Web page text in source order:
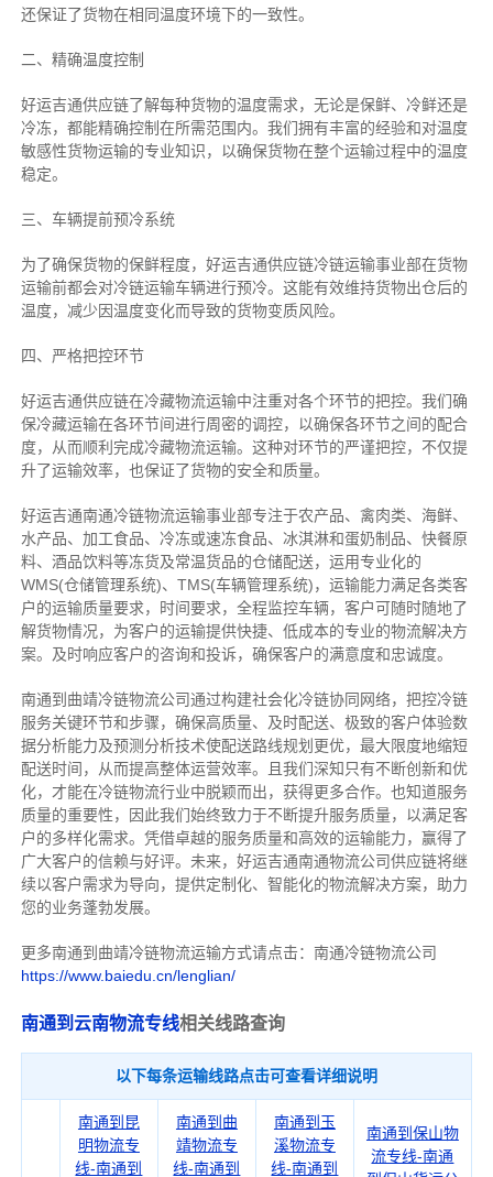
还保证了货物在相同温度环境下的一致性。
二、 精确温度控制
好运吉通供应链了解每种货物的温度需求，无论是保鲜、冷鲜还是
冷冻，都能精确控制在所需范围内。我们拥有丰富的经验和对温度
敏感性货物运输的专业知识，以确保货物在整个运输过程中的温度
稳定。
三、车辆提前预冷系统
为了确保货物的保鲜程度，好运吉通供应链冷链运输事业部在货物
运输前都会对冷链运输车辆进行预冷。这能有效维持货物出仓后的
温度，减少因温度变化而导致的货物变质风险。
四、严格把控环节
好运吉通供应链在冷藏物流运输中注重对各个环节的把控。我们确
保冷藏运输在各环节间进行周密的调控，以确保各环节之间的配合
度，从而顺利完成冷藏物流运输。这种对环节的严谨把控，不仅提
升了运输效率，也保证了货物的安全和质量。
好运吉通南通冷链物流运输事业部专注于农产品、禽肉类、海鲜、
水产品、加工食品、冷冻或速冻食品、冰淇淋和蛋奶制品、快餐原
料、酒品饮料等冻货及常温货品的仓储配送，运用专业化的
WMS(仓储管理系统)、TMS(车辆管理系统)，运输能力满足各类客
户的运输质量要求，时间要求，全程监控车辆，客户可随时随地了
解货物情况，为客户的运输提供快捷、低成本的专业的物流解决方
案。及时响应客户的咨询和投诉，确保客户的满意度和忠诚度。
南通到曲靖冷链物流公司通过构建社会化冷链协同网络，把控冷链
服务关键环节和步骤，确保高质量、及时配送、极致的客户体验数
据分析能力及预测分析技术使配送路线规划更优，最大限度地缩短
配送时间，从而提高整体运营效率。且 我们深知 只有不断创新和优
化，才能在冷链物流行业中脱颖而出，获得更多合作。也知道服务
质量的重要性，因此我们始终致力于不断提升服务质量，以满足客
户的多样化需求。 凭借卓越的服务质量和高效的运输能力，赢得了
广大客户的信赖与好评。 未来，好运吉通南通物流公司供应链将继
续以客户需求为导向，提供定制化、智能化的物流解决方案，助力
您的业务蓬勃发展。
更多南通到曲靖冷链物流运输方式请点击：南通冷链物流公司
https://www.baiedu.cn/lenglian/
南通到云南物流专线相关线路查询
以下每条运输线路点击可查看详细说明
南通到昆
明物流专
线-南通到
南通到曲
靖物流专
线-南通到
南通到玉
溪物流专
线-南通到
南通到保山物
流专线-南通